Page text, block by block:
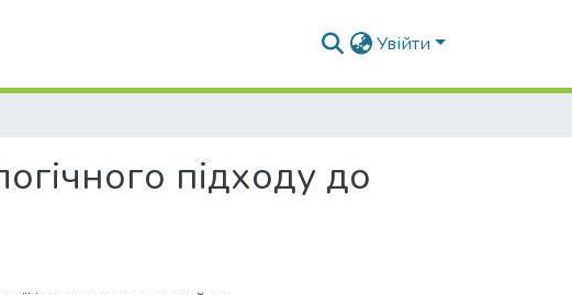
Увійти
підходу до